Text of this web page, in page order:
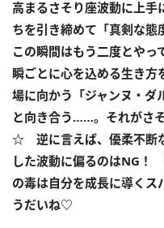
高まるさそり座波動に 上
ちを引き締めて「真剣な
この瞬間はもう二度とやっ
瞬ごとに心を込める生き方
場に向かう「ジャンヌ・ダ
と向き合う……。それがさ
☆ 逆に言えば、優柔不断
した波動に偏るのはNG ！
の毒は自分を成長に導くス
うだいね♡